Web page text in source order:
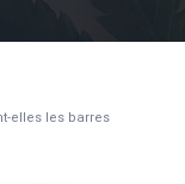
elles les barres